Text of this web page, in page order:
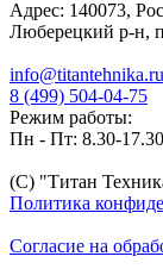
Адрес: 140073,
Люберецкий р-н,
info@titantehnika.ru
8 (499) 504-04-75
Режим работы:
Пн - Пт: 8.30-17.30
(C) "Титан
Политика
Согласие на